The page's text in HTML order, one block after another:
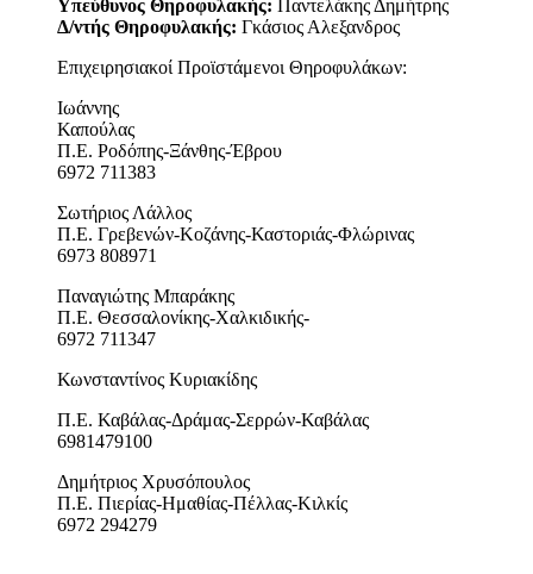
Υπεύθυνος Θηροφυλακής: Παντελάκης Δημήτρης
Δ/ντής Θηροφυλακής: Γκάσιος Αλεξανδρος
Επιχειρησιακοί Προϊστάμενοι Θηροφυλάκων:
Ιωάννης
Καπούλας
Π.Ε. Ροδόπης-Ξάνθης-Έβρου
6972 711383
Σωτήριος Λάλλος
Π.Ε. Γρεβενών-Κοζάνης-Καστοριάς-Φλώρινας
6973 808971
Παναγιώτης Μπαράκης
Π.Ε. Θεσσαλονίκης-Χαλκιδικής-
6972 711347
Κωνσταντίνος Κυριακίδης
Π.Ε. Καβάλας-Δράμας-Σερρών-Καβάλας
6981479100
Δημήτριος Χρυσόπουλος
Π.Ε. Πιερίας-Ημαθίας-Πέλλας-Κιλκίς
6972 294279